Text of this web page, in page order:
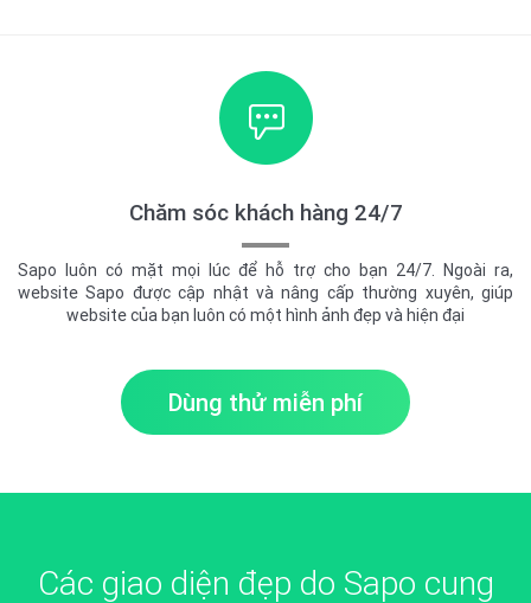
Chăm sóc khách hàng 24/7
Sapo luôn có mặt mọi lúc để hỗ trợ cho bạn 24/7. Ngoài ra,
website Sapo được cập nhật và nâng cấp thường xuyên, giúp
website của bạn luôn có một hình ảnh đẹp và hiện đại
Dùng thử miễn phí
Các giao diện đẹp do Sapo cung